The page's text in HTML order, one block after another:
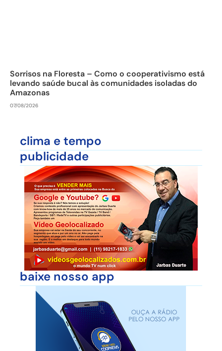
Sorrisos na Floresta – Como o cooperativismo está
levando saúde bucal às comunidades isoladas do
Amazonas
07/08/2026
clima e tempo
publicidade
baixe nosso app